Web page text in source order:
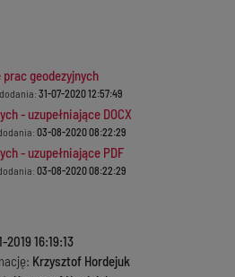
prac geodezyjnych
31-07-2020 12:57:49
- uzupełniające DOCX
03-08-2020 08:22:29
- uzupełniające PDF
03-08-2020 08:22:29
2019 16:19:13
Krzysztof Hordejuk